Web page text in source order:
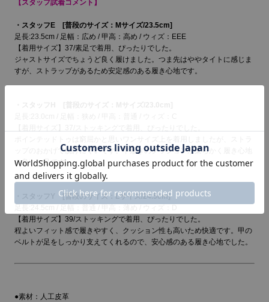
【スタッフ試着コメント】
・スタッフE [普段のサイズ：Mサイズ/23.5cm]
足長:23.5cm / 足幅：広め / 甲高：高め / ウィズ：EEE
【着用サイズ】37/素足で着用、ぴったりでした。
ジャストサイズでちょうど良く履けました。つま先はややタイトに感じま
すが、ストラップがあるため安定感のある履き心地です。
ップのおかげで脱げにくいです。中敷きのクッションが柔らかく履き心地
の良い一足です。
・スタッフY [普段のサイズ：Lサイズ/24.5cm]
【着用サイズ】39/ストッキングで着用、ぴったりでした。
程よいフィット感で履きやすく、クッション性も高いため快適です。甲の
ベルトが足をしっかり支えてくれるので、安心感のある履き心地でした。
●素材：人工皮革